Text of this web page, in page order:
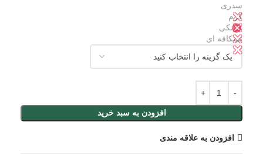
سدری
✕
کرم
✕
مشکی
✕
نسکافه ای
✕
افزودن به سبد خرید
افزودن به علاقه مندی